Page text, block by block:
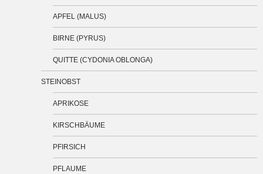
APFEL (MALUS)
BIRNE (PYRUS)
QUITTE (CYDONIA OBLONGA)
STEINOBST
APRIKOSE
KIRSCHBÄUME
PFIRSICH
PFLAUME